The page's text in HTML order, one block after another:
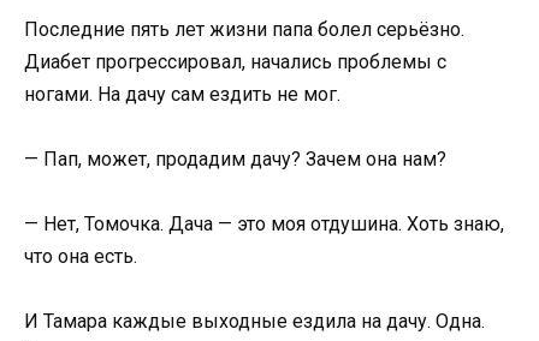
Последние пять лет жизни папа болел серьёзно.
Диабет прогрессировал, начались проблемы с
ногами. На дачу сам ездить не мог.
— Пап, может, продадим дачу? Зачем она нам?
— Нет, Томочка. Дача — это моя отдушина. Хоть знаю,
что она есть.
И Тамара каждые выходные ездила на дачу. Одна.